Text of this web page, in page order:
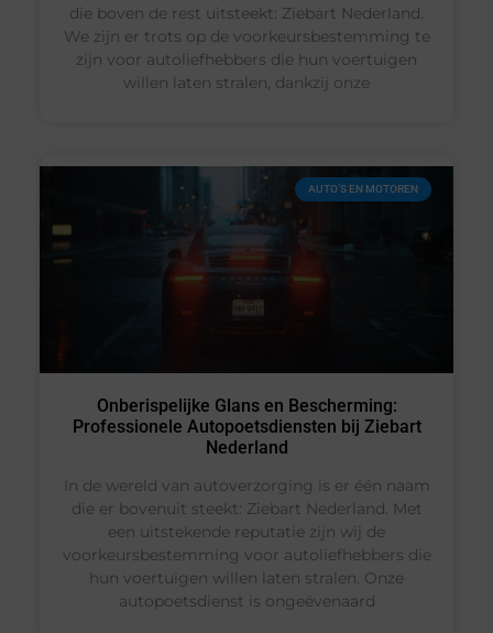
die boven de rest uitsteekt: Ziebart Nederland.
We zijn er trots op de voorkeursbestemming te
zijn voor autoliefhebbers die hun voertuigen
willen laten stralen, dankzij onze
AUTO’S EN MOTOREN
Onberispelijke Glans en Bescherming:
Professionele Autopoetsdiensten bij Ziebart
Nederland
In de wereld van autoverzorging is er één naam
die er bovenuit steekt: Ziebart Nederland. Met
een uitstekende reputatie zijn wij de
voorkeursbestemming voor autoliefhebbers die
hun voertuigen willen laten stralen. Onze
autopoetsdienst is ongeëvenaard